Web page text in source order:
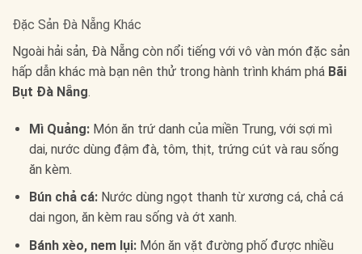
Đặc Sản Đà Nẵng Khác
Ngoài hải sản, Đà Nẵng còn nổi tiếng với vô vàn món đặc sản
hấp dẫn khác mà bạn nên thử trong hành trình khám phá Bãi
Bụt Đà Nẵng.
Mì Quảng:Món ăn trứ danh của miền Trung, với sợi mì
dai, nước dùng đậm đà, tôm, thịt, trứng cút và rau sống
ăn kèm.
Bún chả cá:Nước dùng ngọt thanh từ xương cá, chả cá
dai ngon, ăn kèm rau sống và ớt xanh.
Bánh xèo, nem lụi:Món ăn vặt đường phố được nhiều